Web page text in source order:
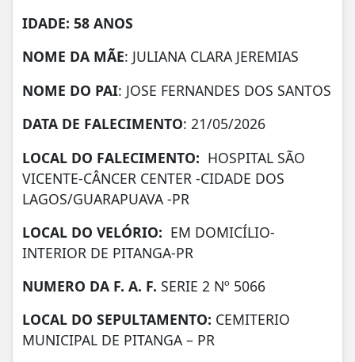
IDADE: 58 ANOS
NOME DA MÃE: JULIANA CLARA JEREMIAS
NOME DO PAI: JOSE FERNANDES DOS SANTOS
DATA DE FALECIMENTO: 21/05/2026
LOCAL DO FALECIMENTO: HOSPITAL SÃO
VICENTE-CÂNCER CENTER -CIDADE DOS
LAGOS/GUARAPUAVA -PR
LOCAL DO VELÓRIO: EM DOMICÍLIO-
INTERIOR DE PITANGA-PR
NUMERO DA F. A. F. SERIE 2 Nº 5066
LOCAL DO SEPULTAMENTO: CEMITERIO
MUNICIPAL DE PITANGA – PR